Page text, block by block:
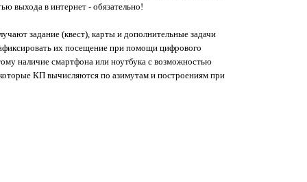
выхода в интернет - обязательно!
задание (квест), карты и дополнительные задачи
их посещение при помощи цифрового
наличие смартфона или ноутбука с возможностью
КП вычисляются по азимутам и построениям при